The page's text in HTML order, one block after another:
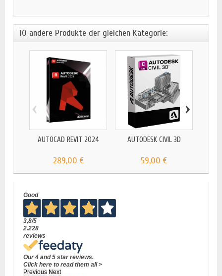
10 andere Produkte der gleichen Kategorie:
AUTOCAD REVIT 2024
289,00 €
AUTODESK CIVIL 3D
59,00 €
‹ ›
Good
3,8/5
2.228
reviews
Our 4 and 5 star reviews.
Click here to read them all >
Previous Next